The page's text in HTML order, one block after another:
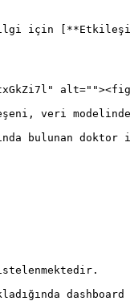
için
veri
bulunan